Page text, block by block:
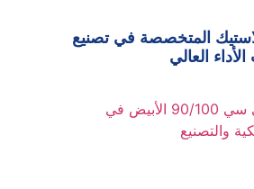
المتخصصة في تصنيع
العالي